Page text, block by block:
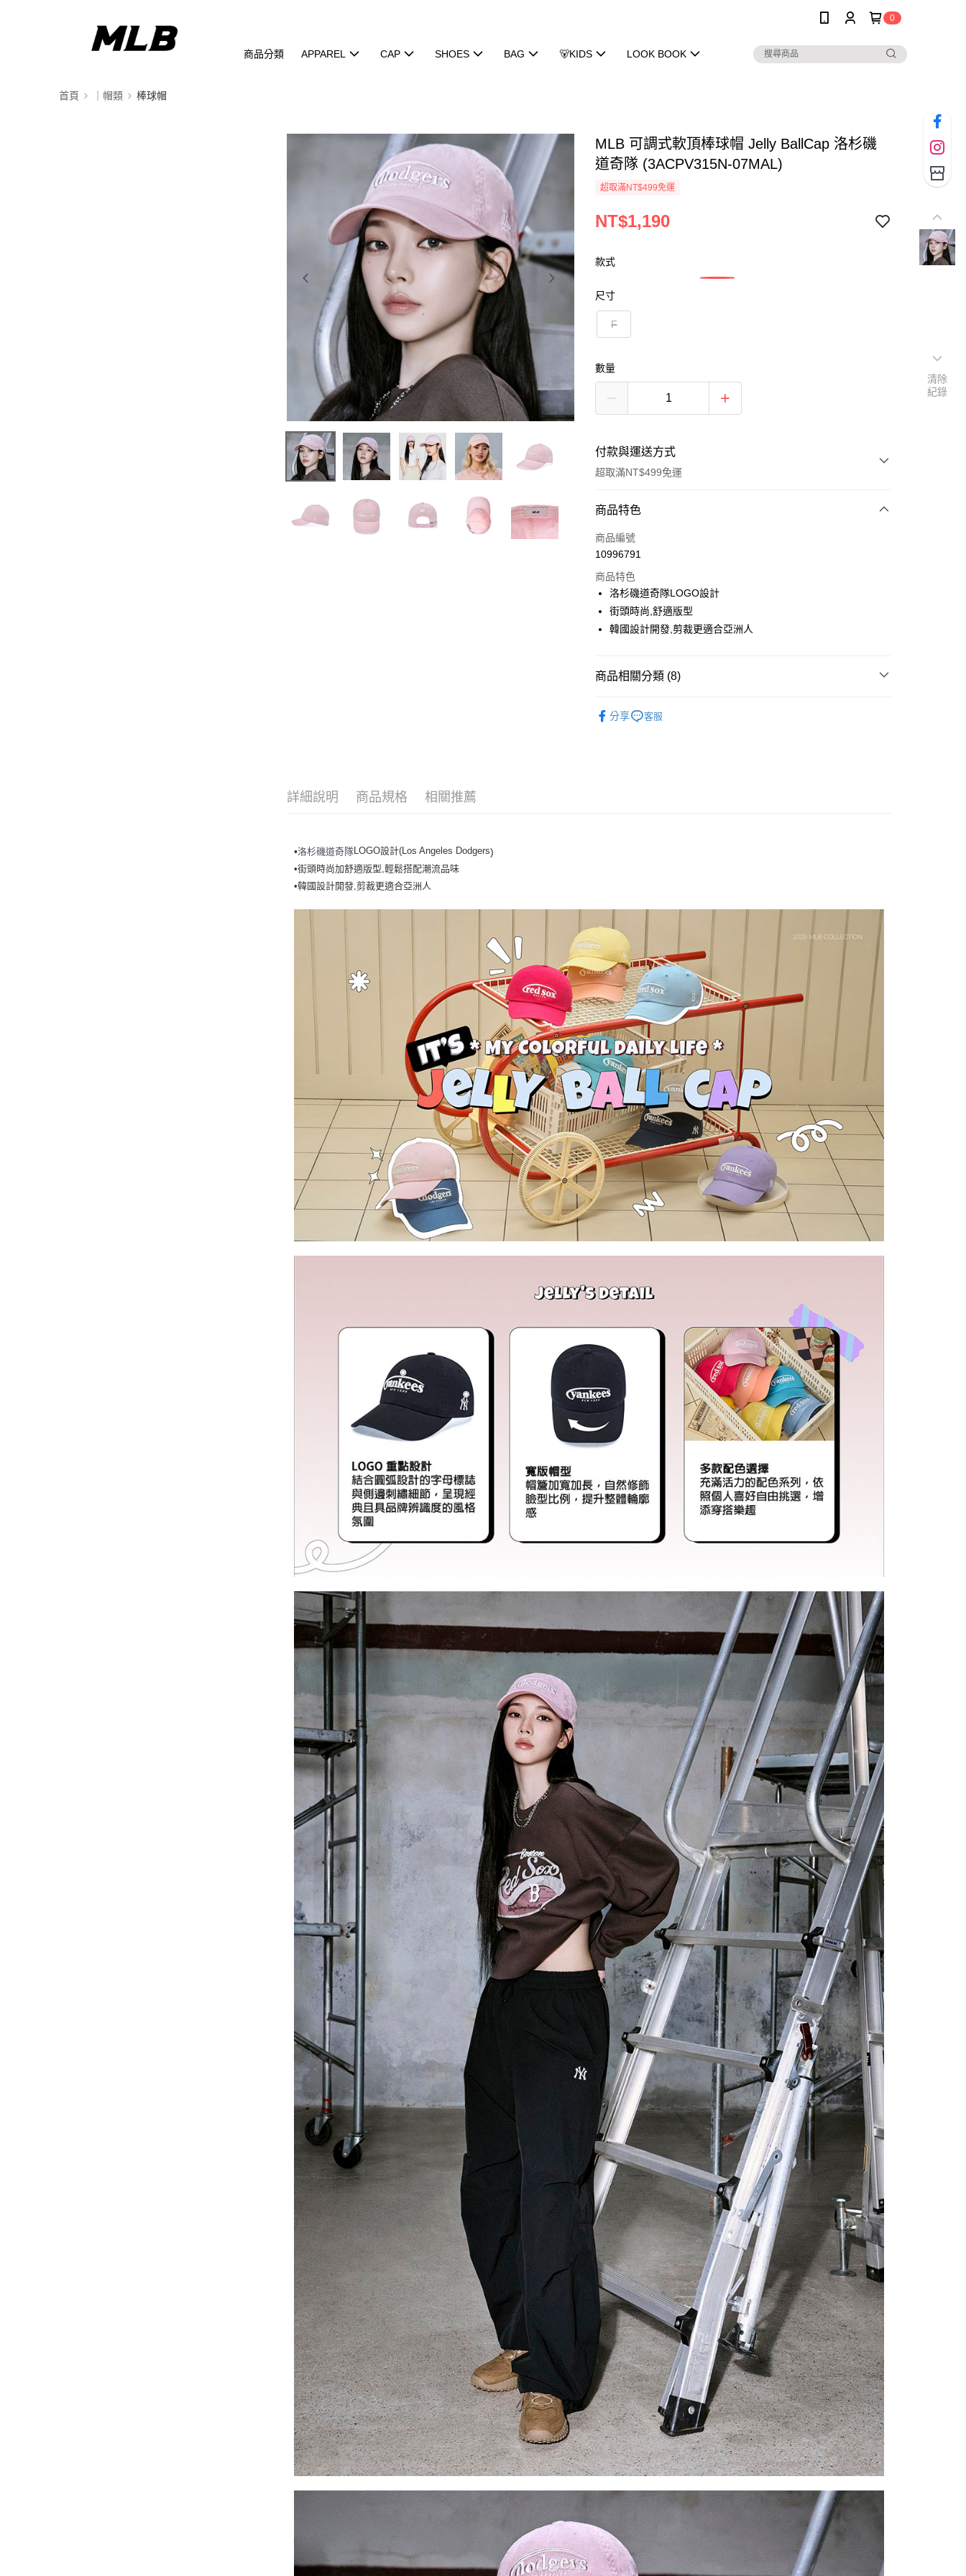
0
商品分類 APPAREL CAP SHOES BAG 🐻KIDS LOOK BOOK
首頁 ｜帽類 棒球帽
MLB 可調式軟頂棒球帽 Jelly BallCap 洛杉磯
道奇隊 (3ACPV315N-07MAL)
超取滿NT$499免運
NT$1,190
款式
尺寸
F
數量
付款與運送方式
超取滿NT$499免運
付款方式
信用卡一次付款
LINE Pay
Apple Pay
悠遊付
運送方式
宅配滿699免運
每筆NT$80，滿NT$699(含以上)免運費
商品特色
商品編號
10996791
商品特色
洛杉磯道奇隊LOGO設計
街頭時尚,舒適版型
韓國設計開發,剪裁更適合亞洲人
商品相關分類 (8)
分享 客服
詳細說明 商品規格 相關推薦
•洛杉磯道奇隊LOGO設計(Los Angeles Dodgers)
•街頭時尚加舒適版型,輕鬆搭配潮流品味
•韓國設計開發,剪裁更適合亞洲人
清除
紀錄